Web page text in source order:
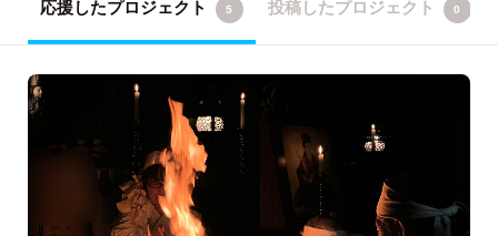
応援したプロジェクト 5 投稿したプロジェクト 0